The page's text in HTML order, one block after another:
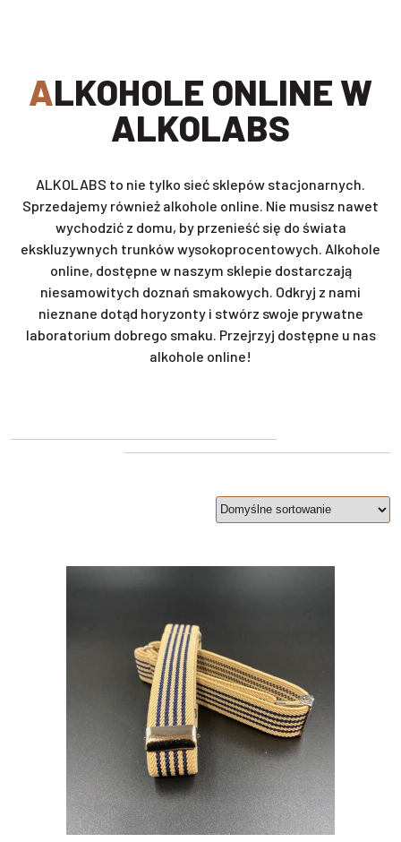
ALKOHOLE ONLINE W
ALKOLABS
ALKOLABS to nie tylko sieć sklepów stacjonarnych.
Sprzedajemy również alkohole online. Nie musisz nawet
wychodzić z domu, by przenieść się do świata
ekskluzywnych trunków wysokoprocentowych. Alkohole
online, dostępne w naszym sklepie dostarczają
niesamowitych doznań smakowych. Odkryj z nami
nieznane dotąd horyzonty i stwórz swoje prywatne
laboratorium dobrego smaku. Przejrzyj dostępne u nas
alkohole online!